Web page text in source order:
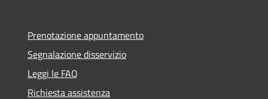
Prenotazione appuntamento
Segnalazione disservizio
Leggi le FAQ
Richiesta assistenza